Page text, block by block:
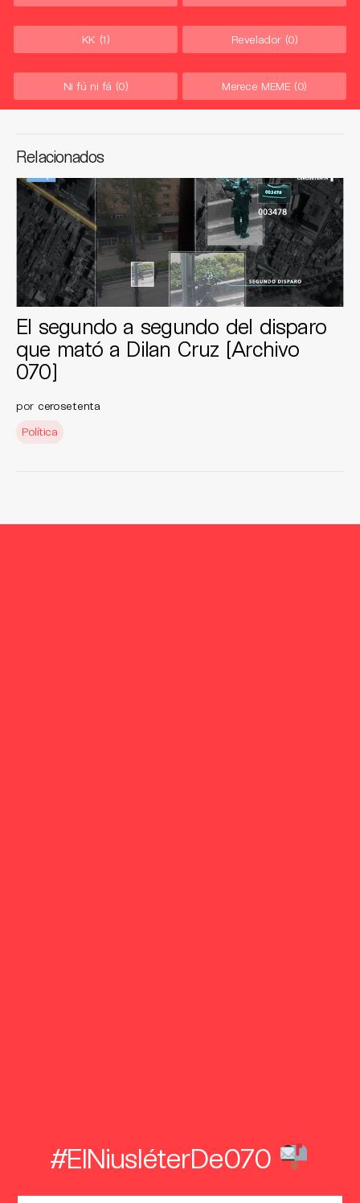
KK (1) Revelador (0)
Ni fú ni fá (0) Merece MEME (0)
Relacionados
El segundo a segundo del disparo
que mató a Dilan Cruz [Archivo
070]
por cerosetenta
Política
#ElNiusléterDe070